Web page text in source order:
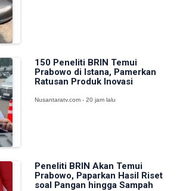
150 Peneliti BRIN Temui
Prabowo di Istana, Pamerkan
Ratusan Produk Inovasi
Nusantaratv.com - 20 jam lalu
Peneliti BRIN Akan Temui
Prabowo, Paparkan Hasil Riset
soal Pangan hingga Sampah